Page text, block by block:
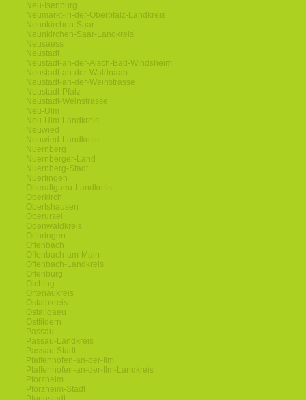
Neu-Isenburg
Neumarkt-in-der-Oberpfalz-Landkreis
Neunkirchen-Saar
Neunkirchen-Saar-Landkreis
Neusaess
Neustadt
Neustadt-an-der-Aisch-Bad-Windsheim
Neustadt-an-der-Waldnaab
Neustadt-an-der-Weinstrasse
Neustadt-Pfalz
Neustadt-Weinstrasse
Neu-Ulm
Neu-Ulm-Landkreis
Neuwied
Neuwied-Landkreis
Nuernberg
Nuernberger-Land
Nuernberg-Stadt
Nuertingen
Oberallgaeu-Landkreis
Oberkirch
Obertshausen
Oberursel
Odenwaldkreis
Oehringen
Offenbach
Offenbach-am-Main
Offenbach-Landkreis
Offenburg
Olching
Ortenaukreis
Ostalbkreis
Ostallgaeu
Ostfildern
Passau
Passau-Landkreis
Passau-Stadt
Pfaffenhofen-an-der-Ilm
Pfaffenhofen-an-der-Ilm-Landkreis
Pforzheim
Pforzheim-Stadt